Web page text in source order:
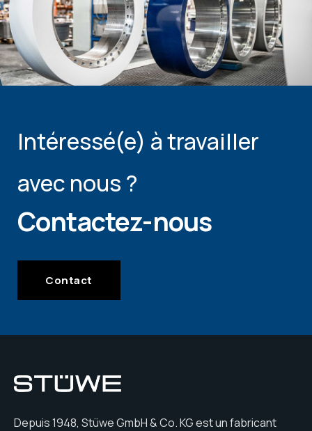
Intéressé(e) à travailler
avec nous ?
Contactez-nous
Contact
Depuis 1948, Stüwe GmbH & Co. KG est un fabricant